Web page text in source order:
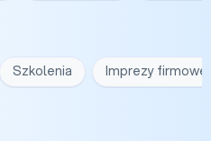
Szkolenia Imprezy firmowe